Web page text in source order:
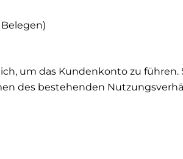
um das Kundenkonto zu führen.
des bestehenden